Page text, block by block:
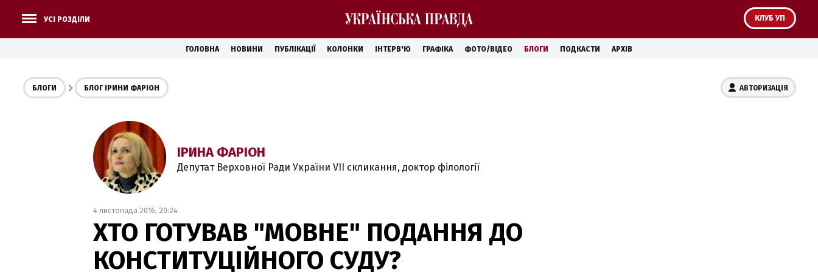
УСІ РОЗДІЛИ КЛУБ УП
ГОЛОВНА НОВИНИ ПУБЛІКАЦІЇ КОЛОНКИ ІНТЕРВ'Ю ГРАФІКА ФОТО/ВІДЕО БЛОГИ ПОДКАСТИ АРХІВ
АВТОРИЗАЦІЯ
БЛОГИ БЛОГ ІРИНИ ФАРІОН
ІРИНА ФАРІОН
Депутат Верховної Ради України VII скликання, доктор філології
4 листопада 2016, 20:24
ХТО ГОТУВАВ "МОВНЕ" ПОДАННЯ ДО
КОНСТИТУЦІЙНОГО СУДУ?